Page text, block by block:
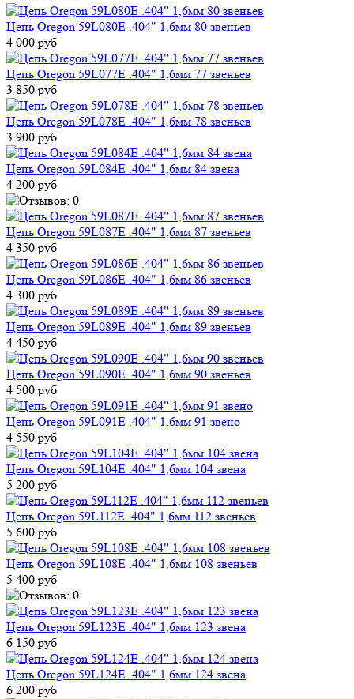
Цепь Oregon 59L080E .404" 1,6мм 80 звеньев
4 000 руб
Цепь Oregon 59L077E .404" 1,6мм 77 звеньев
3 850 руб
Цепь Oregon 59L078E .404" 1,6мм 78 звеньев
3 900 руб
Цепь Oregon 59L084E .404" 1,6мм 84 звена
4 200 руб
Цепь Oregon 59L087E .404" 1,6мм 87 звеньев
4 350 руб
Цепь Oregon 59L086E .404" 1,6мм 86 звеньев
4 300 руб
Цепь Oregon 59L089E .404" 1,6мм 89 звеньев
4 450 руб
Цепь Oregon 59L090E .404" 1,6мм 90 звеньев
4 500 руб
Цепь Oregon 59L091E .404" 1,6мм 91 звено
4 550 руб
Цепь Oregon 59L104E .404" 1,6мм 104 звена
5 200 руб
Цепь Oregon 59L112E .404" 1,6мм 112 звеньев
5 600 руб
Цепь Oregon 59L108E .404" 1,6мм 108 звеньев
5 400 руб
Цепь Oregon 59L123E .404" 1,6мм 123 звена
6 150 руб
Цепь Oregon 59L124E .404" 1,6мм 124 звена
6 200 руб